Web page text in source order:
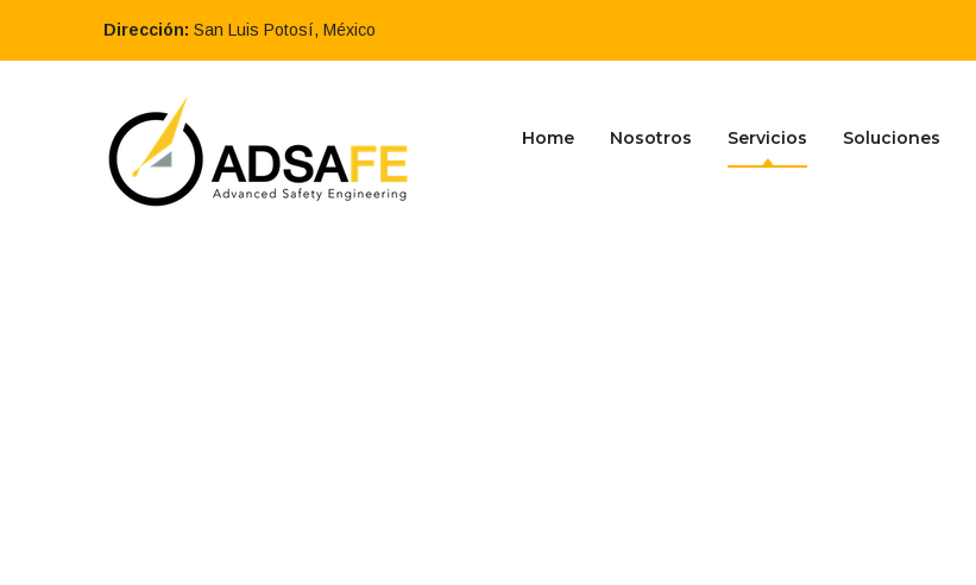
Dirección: San Luis Potosí, México
Home Nosotros Servicios Soluciones